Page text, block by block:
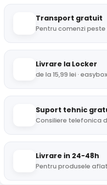
Transport gratuit
Pentru comenzi peste
Livrare la Locker
de la 15,99 lei ·
Suport tehnic
Consiliere telefonica
Livrare in 24-48h
Pentru produsele